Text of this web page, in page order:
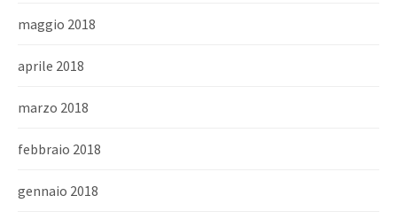
maggio 2018
aprile 2018
marzo 2018
febbraio 2018
gennaio 2018